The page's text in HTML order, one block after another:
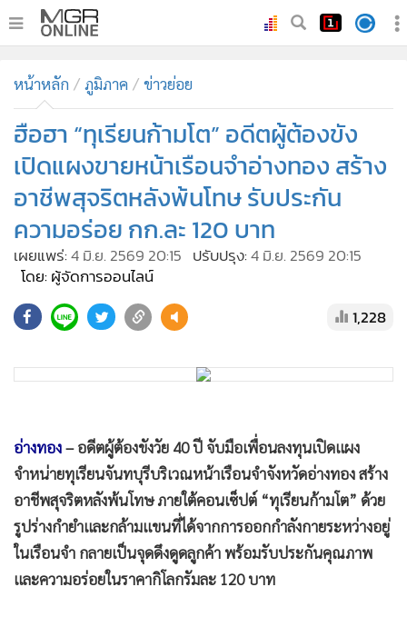
ทันเหตุการณ์
• ภาคใต้
ภูมิภาค
Online Section
• บันเทิง
• ผู้จัดการรายวัน
• คอลัมนิสต์
• CbizReview
• ผู้จัดกวน
Green Innovation & SD
•
Management & HR
• MGR Live
• Infographic
• การเมือง
• ท่องเที่ยว
หน้าหลัก ภูมิภาค ข่าวย่อย
ฮือฮา “ทุเรียนก้ามโต” อดีตผู้ต้องขัง
เปิดแผงขายหน้าเรือนจำอ่างทอง สร้าง
อาชีพสุจริตหลังพ้นโทษ รับประกัน
ความอร่อย กก.ละ 120 บาท
เผยแพร่:4 มิ.ย. 2569 20:15 ปรับปรุง:4 มิ.ย. 2569 20:15
โดย: ผู้จัดการออนไลน์
1,228
อ่างทอง– อดีตผู้ต้องขังวัย 40 ปี จับมือเพื่อนลงทุนเปิดแผง
จำหน่ายทุเรียนจันทบุรีบริเวณหน้าเรือนจำจังหวัดอ่างทอง สร้าง
อาชีพสุจริตหลังพ้นโทษ ภายใต้คอนเซ็ปต์ “ทุเรียนก้ามโต” ด้วย
รูปร่างกำยำและกล้ามแขนที่ได้จากการออกกำลังกายระหว่างอยู่
ในเรือนจำ กลายเป็นจุดดึงดูดลูกค้า พร้อมรับประกันคุณภาพ
และความอร่อยในราคากิโลกรัมละ 120 บาท